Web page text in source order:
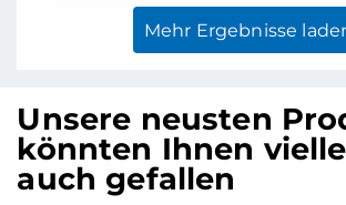
Mehr Ergebnisse
Unsere neusten
könnten Ihnen
auch gefallen